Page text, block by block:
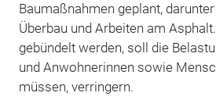
Baumaßnahmen geplant,
Überbau und Arbeiten am
gebündelt werden, soll die
und Anwohnerinnen sowie
müssen, verringern.